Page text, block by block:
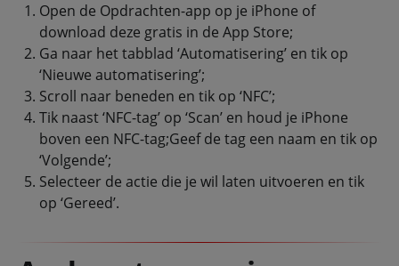
Open de Opdrachten-app op je iPhone of
download deze gratis in de App Store;
Ga naar het tabblad ‘Automatisering’ en tik op
‘Nieuwe automatisering’;
Scroll naar beneden en tik op ‘NFC’;
Tik naast ‘NFC-tag’ op ‘Scan’ en houd je iPhone
boven een NFC-tag;Geef de tag een naam en tik op
‘Volgende’;
Selecteer de actie die je wil laten uitvoeren en tik
op ‘Gereed’.